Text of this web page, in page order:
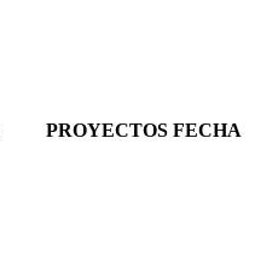
PROYECTOS FECHA